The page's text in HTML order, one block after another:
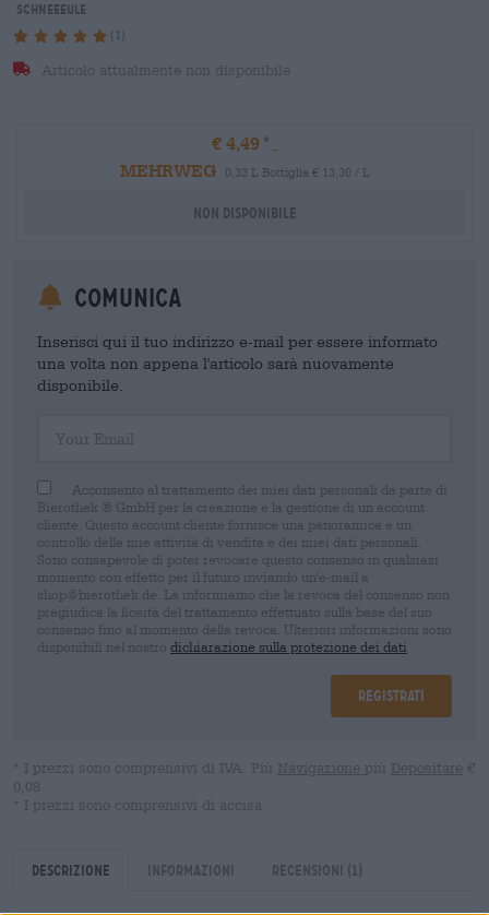
Schneeeule
(1)
Articolo attualmente non disponibile
€ 4,49
MEHRWEG
0,33 L Bottiglia € 13,30 / L
Non disponibile
Comunica
Inserisci qui il tuo indirizzo e-mail per essere informato
una volta non appena l'articolo sarà nuovamente
disponibile.
Acconsento al trattamento dei miei dati personali da parte di
Bierothek ® GmbH per la creazione e la gestione di un account
cliente. Questo account cliente fornisce una panoramica e un
controllo delle mie attività di vendita e dei miei dati personali.
Sono consapevole di poter revocare questo consenso in qualsiasi
momento con effetto per il futuro inviando un'e-mail a
shop@bierothek.de. La informiamo che la revoca del consenso non
pregiudica la liceità del trattamento effettuato sulla base del suo
consenso fino al momento della revoca. Ulteriori informazioni sono
disponibili nel nostro dichiarazione sulla protezione dei dati
Registrati
* I prezzi sono comprensivi di IVA. Più Navigazione più Depositare €
0,08
* I prezzi sono comprensivi di accisa
Descrizione Informazioni Recensioni (1)